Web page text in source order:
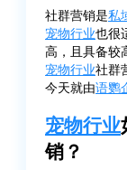
社群营销是私
宠物行业也很
高，且具备较
宠物行业社群
今天就由语鹦
宠物行业
销？